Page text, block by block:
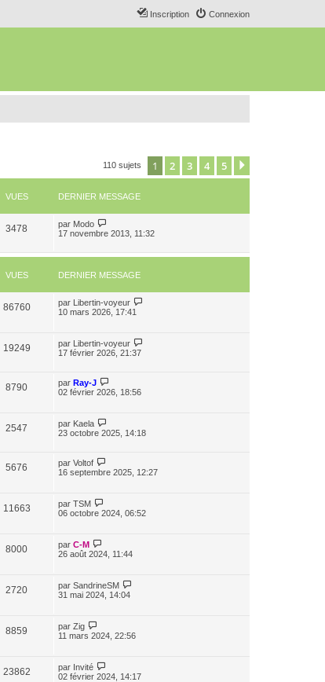
Connexion
Inscription
110 sujets 1 2 3 4 5
VUES DERNIER MESSAGE
3478 par Modo
17 novembre 2013, 11:32
VUES DERNIER MESSAGE
86760 par Libertin-voyeur
10 mars 2026, 17:41
19249 par Libertin-voyeur
17 février 2026, 21:37
8790 par Ray-J
02 février 2026, 18:56
2547 par Kaela
23 octobre 2025, 14:18
5676 par Voltof
16 septembre 2025, 12:27
11663 par TSM
06 octobre 2024, 06:52
8000 par C-M
26 août 2024, 11:44
2720 par SandrineSM
31 mai 2024, 14:04
8859 par Zig
11 mars 2024, 22:56
23862 par Invité
02 février 2024, 14:17